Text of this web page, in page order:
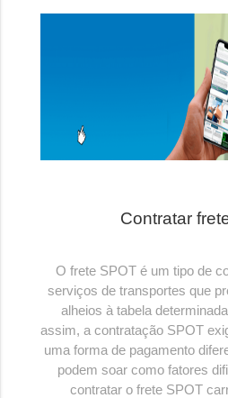
Contratar
O frete SPOT é um tipo de
serviços de transportes que
alheios à tabela
assim, a contratação SPOT
uma forma de pagamento
podem soar como fatores
contratar o frete SPOT